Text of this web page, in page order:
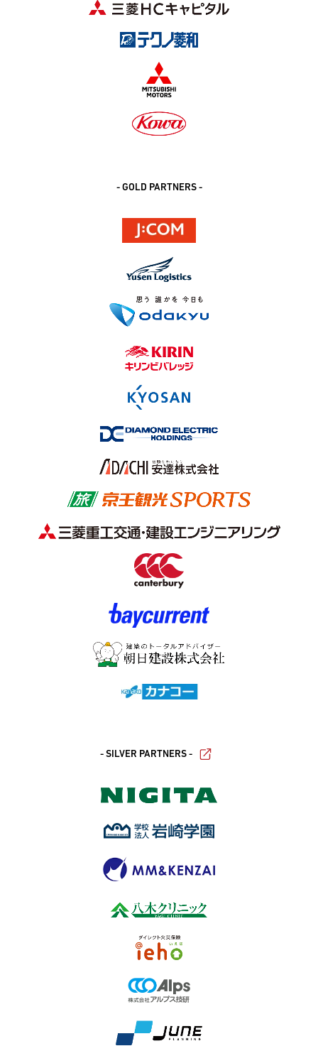
- GOLD PARTNERS -
- SILVER PARTNERS -